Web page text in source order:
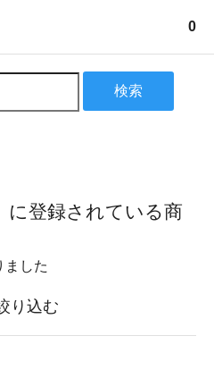
0
検索
に登録されている商
ました
り込む